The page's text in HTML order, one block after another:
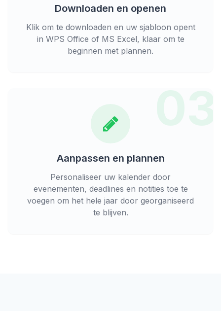
Downloaden en openen
Klik om te downloaden en uw sjabloon opent
in WPS Office of MS Excel, klaar om te
beginnen met plannen.
03
Aanpassen en plannen
Personaliseer uw kalender door
evenementen, deadlines en notities toe te
voegen om het hele jaar door georganiseerd
te blijven.